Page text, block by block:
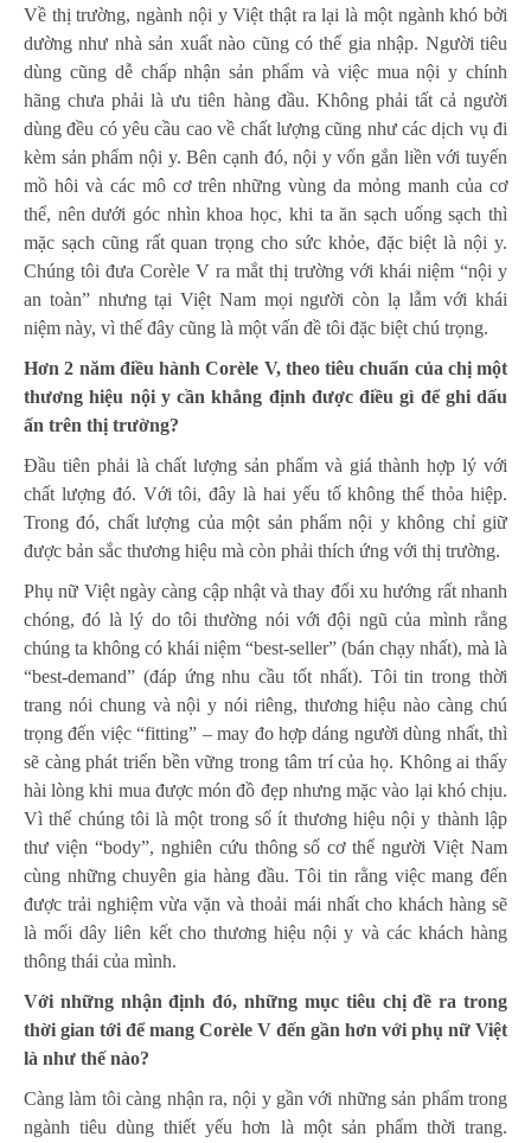
Về thị trường, ngành nội y Việt thật ra lại là một ngành khó bởi
dường như nhà sản xuất nào cũng có thể gia nhập. Người tiêu
dùng cũng dễ chấp nhận sản phẩm và việc mua nội y chính
hãng chưa phải là ưu tiên hàng đầu. Không phải tất cả người
dùng đều có yêu cầu cao về chất lượng cũng như các dịch vụ đi
kèm sản phẩm nội y. Bên cạnh đó, nội y vốn gắn liền với tuyến
mồ hôi và các mô cơ trên những vùng da mỏng manh của cơ
thể, nên dưới góc nhìn khoa học, khi ta ăn sạch uống sạch thì
mặc sạch cũng rất quan trọng cho sức khỏe, đặc biệt là nội y.
Chúng tôi đưa Corèle V ra mắt thị trường với khái niệm “nội y
an toàn” nhưng tại Việt Nam mọi người còn lạ lẫm với khái
niệm này, vì thế đây cũng là một vấn đề tôi đặc biệt chú trọng.
Hơn 2 năm điều hành Corèle V, theo tiêu chuẩn của chị một
thương hiệu nội y cần khẳng định được điều gì để ghi dấu
ấn trên thị trường?
Đầu tiên phải là chất lượng sản phẩm và giá thành hợp lý với
chất lượng đó. Với tôi, đây là hai yếu tố không thể thỏa hiệp.
Trong đó, chất lượng của một sản phẩm nội y không chỉ giữ
được bản sắc thương hiệu mà còn phải thích ứng với thị trường.
Phụ nữ Việt ngày càng cập nhật và thay đổi xu hướng rất nhanh
chóng, đó là lý do tôi thường nói với đội ngũ của mình rằng
chúng ta không có khái niệm “best-seller” (bán chạy nhất), mà là
“best-demand” (đáp ứng nhu cầu tốt nhất). Tôi tin trong thời
trang nói chung và nội y nói riêng, thương hiệu nào càng chú
trọng đến việc “fitting” – may đo hợp dáng người dùng nhất, thì
sẽ càng phát triển bền vững trong tâm trí của họ. Không ai thấy
hài lòng khi mua được món đồ đẹp nhưng mặc vào lại khó chịu.
Vì thế chúng tôi là một trong số ít thương hiệu nội y thành lập
thư viện “body”, nghiên cứu thông số cơ thể người Việt Nam
cùng những chuyên gia hàng đầu. Tôi tin rằng việc mang đến
được trải nghiệm vừa vặn và thoải mái nhất cho khách hàng sẽ
là mối dây liên kết cho thương hiệu nội y và các khách hàng
thông thái của mình.
Với những nhận định đó, những mục tiêu chị đề ra trong
thời gian tới để mang Corèle V đến gần hơn với phụ nữ Việt
là như thế nào?
Càng làm tôi càng nhận ra, nội y gần với những sản phẩm trong
ngành tiêu dùng thiết yếu hơn là một sản phẩm thời trang.